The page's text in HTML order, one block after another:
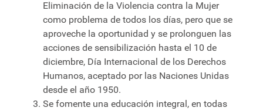
Eliminación de la Violencia contra la Mujer
como problema de todos los días, pero que se
aproveche la oportunidad y se prolonguen las
acciones de sensibilización hasta el 10 de
diciembre, Día Internacional de los Derechos
Humanos, aceptado por las Naciones Unidas
desde el año 1950.
Se fomente una educación integral, en todas